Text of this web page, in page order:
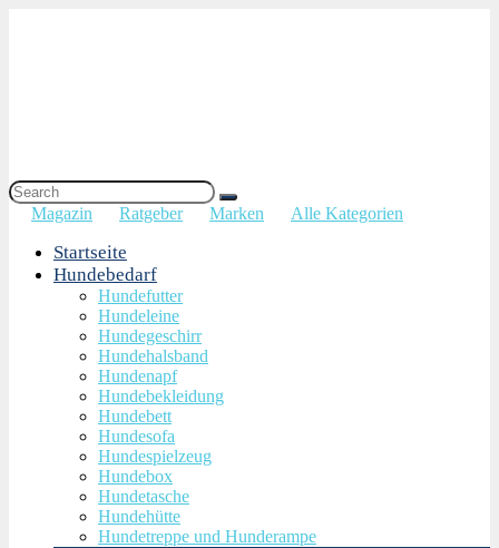
Magazin Ratgeber Marken Alle Kategorien
Startseite
Hundebedarf
Hundefutter
Hundeleine
Hundegeschirr
Hundehalsband
Hundenapf
Hundebekleidung
Hundebett
Hundesofa
Hundespielzeug
Hundebox
Hundetasche
Hundehütte
Hundetreppe und Hunderampe